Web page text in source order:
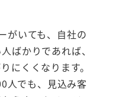
がいても、自社の
ばかりであれば、
にくくなります。
人でも、見込み客